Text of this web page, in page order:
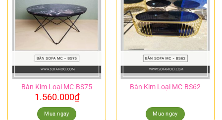
Bàn Kim Loại MC-BS75
1.560.000₫
Mua ngay
Bàn Kim Loại MC-BS62
Mua ngay